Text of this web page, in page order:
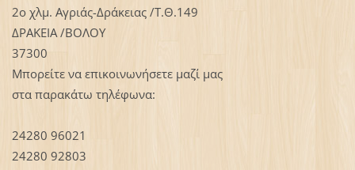
2ο χλμ. Αγριάς-Δράκειας /Τ.Θ.149
ΔΡΑΚΕΙΑ /ΒΟΛΟΥ
37300
Μπορείτε να επικοινωνήσετε μαζί μας
στα παρακάτω τηλέφωνα:
24280 96021
24280 92803